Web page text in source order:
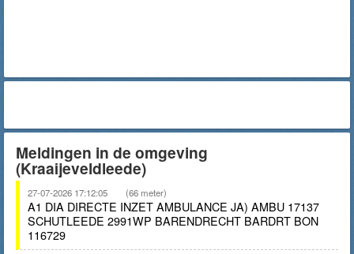
Meldingen in de omgeving
(Kraaijeveldleede)
27-07-2026 17:12:05 (66 meter)
A1 DIA DIRECTE INZET AMBULANCE JA) AMBU 17137
SCHUTLEEDE 2991WP BARENDRECHT BARDRT BON
116729